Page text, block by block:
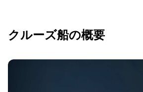
クルーズ船の概要